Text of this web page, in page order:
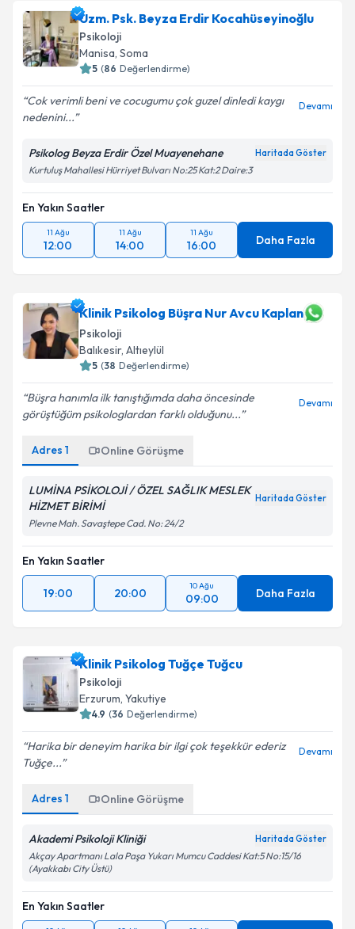
bilgilendireceğiz.
E-posta Adresiniz
Kişisel verilerimin işlenmesine ilişkin
kapsamda işlenmesini kabul ediyorum.
Uzm. Psk. Beyza Erdir Kocahüseyinoğlu
Psikoloji
Manisa, Soma
5 (86 Değerlendirme)
Cok verimli beni ve cocugumu çok guzel dinledi kaygı
nedenini...
Devamı
Psikolog Beyza Erdir Özel Muayenehane Haritada Göster
Kurtuluş Mahallesi Hürriyet Bulvarı No:25 Kat:2 Daire:3
En Yakın Saatler
11 Ağu
12:00
11 Ağu
14:00
11 Ağu
16:00 Daha Fazla
Klinik Psikolog Büşra Nur Avcu Kaplan
Psikoloji
Balıkesir, Altıeylül
5 (38 Değerlendirme)
Büşra hanımla ilk tanıştığımda daha öncesinde
görüştüğüm psikologlardan farklı olduğunu...
Devamı
Adres 1 Online Görüşme
LUMİNA PSİKOLOJİ / ÖZEL SAĞLIK MESLEK
HİZMET BİRİMİ
Haritada Göster
Plevne Mah. Savaştepe Cad. No: 24/2
En Yakın Saatler
19:00 20:00
10 Ağu
09:00 Daha Fazla
Klinik Psikolog Tuğçe Tuğcu
Psikoloji
Erzurum, Yakutiye
4.9 (36 Değerlendirme)
Harika bir deneyim harika bir ilgi çok teşekkür ederiz
Tuğçe...
Devamı
Adres 1 Online Görüşme
Akademi Psikoloji Kliniği Haritada Göster
Akçay Apartmanı Lala Paşa Yukarı Mumcu Caddesi Kat:5 No:15/16
(Ayakkabı City Üstü)
En Yakın Saatler